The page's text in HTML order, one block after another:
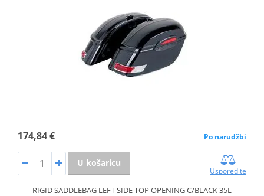
174,84 € Po narudžbi
U košaricu
Usporedite
RIGID SADDLEBAG LEFT SIDE TOP OPENING C/BLACK 35L